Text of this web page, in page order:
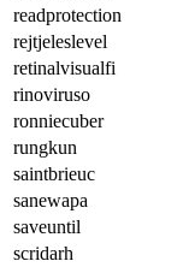
readprotection
rejtjeleslevel
retinalvisualfi
rinoviruso
ronniecuber
rungkun
saintbrieuc
sanewapa
saveuntil
scridarh